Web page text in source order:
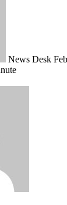
News Desk